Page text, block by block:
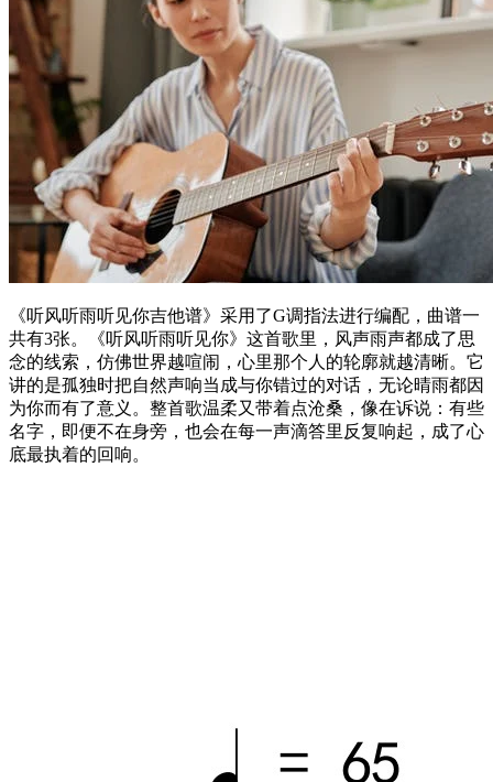
《听风听雨听见你吉他谱》采用了G调指法进行编配，曲谱一
共有3张。《听风听雨听见你》这首歌里，风声雨声都成了思
念的线索，仿佛世界越喧闹，心里那个人的轮廓就越清晰。它
讲的是孤独时把自然声响当成与你错过的对话，无论晴雨都因
为你而有了意义。整首歌温柔又带着点沧桑，像在诉说：有些
名字，即便不在身旁，也会在每一声滴答里反复响起，成了心
底最执着的回响。